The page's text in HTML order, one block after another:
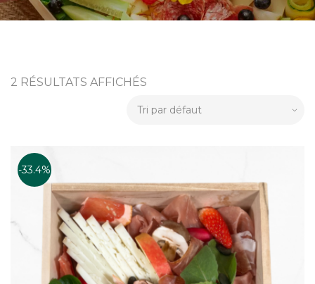
2 RÉSULTATS AFFICHÉS
-33.4%